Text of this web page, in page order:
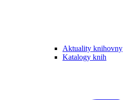
Aktuality knihovny
Katalogy knih